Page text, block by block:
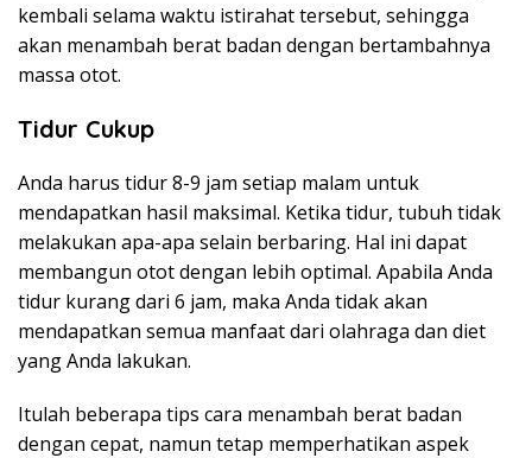
kembali selama waktu istirahat tersebut, sehingga
akan menambah berat badan dengan bertambahnya
massa otot.
Tidur Cukup
Anda harus tidur 8-9 jam setiap malam untuk
mendapatkan hasil maksimal. Ketika tidur, tubuh tidak
melakukan apa-apa selain berbaring. Hal ini dapat
membangun otot dengan lebih optimal. Apabila Anda
tidur kurang dari 6 jam, maka Anda tidak akan
mendapatkan semua manfaat dari olahraga dan diet
yang Anda lakukan.
Itulah beberapa tips cara menambah berat badan
dengan cepat, namun tetap memperhatikan aspek